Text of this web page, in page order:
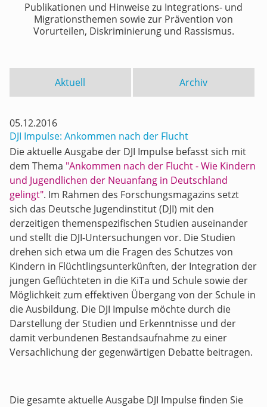
Publikationen und Hinweise zu Integrations- und
Migrationsthemen sowie zur Prävention von
Vorurteilen, Diskriminierung und Rassismus.
Aktuell Archiv
05.12.2016
DJI Impulse: Ankommen nach der Flucht
Die aktuelle Ausgabe der DJI Impulse befasst sich mit
dem Thema "Ankommen nach der Flucht - Wie Kindern
und Jugendlichen der Neuanfang in Deutschland
gelingt". Im Rahmen des Forschungsmagazins setzt
sich das Deutsche Jugendinstitut (DJI) mit den
derzeitigen themenspezifischen Studien auseinander
und stellt die DJI-Untersuchungen vor. Die Studien
drehen sich etwa um die Fragen des Schutzes von
Kindern in Flüchtlingsunterkünften, der Integration der
jungen Geflüchteten in die KiTa und Schule sowie der
Möglichkeit zum effektiven Übergang von der Schule in
die Ausbildung. Die DJI Impulse möchte durch die
Darstellung der Studien und Erkenntnisse und der
damit verbundenen Bestandsaufnahme zu einer
Versachlichung der gegenwärtigen Debatte beitragen.
Die gesamte aktuelle Ausgabe DJI Impulse finden Sie